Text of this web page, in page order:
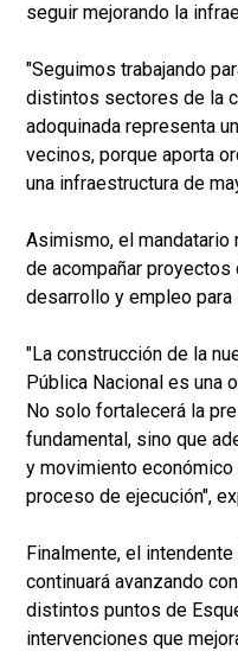
seguir mejorando la
"Seguimos trabajando
distintos sectores de la
adoquinada representa
vecinos, porque aporta
una infraestructura de
Asimismo, el mandatario
de acompañar
desarrollo y empleo para
"La construcción de la
Pública Nacional es una
No solo fortalecerá la
fundamental, sino que
y movimiento
proceso de ejecución",
Finalmente, el
continuará avanzando
distintos puntos de
intervenciones que